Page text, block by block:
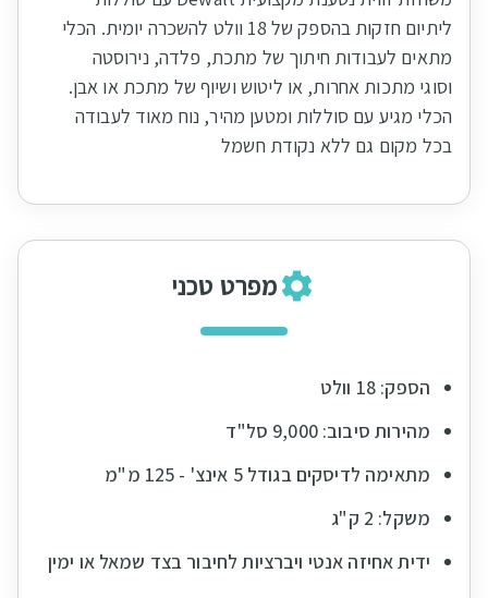
ליתיום חזקות בהספק של 18 וולט להשכרה יומית. הכלי
מתאים לעבודות חיתוך של מתכת, פלדה, נירוסטה
וסוגי מתכות אחרות, או ליטוש ושיוף של מתכת או אבן.
הכלי מגיע עם סוללות ומטען מהיר, נוח מאוד לעבודה
בכל מקום גם ללא נקודת חשמל
מפרט טכני
הספק: 18 וולט
מהירות סיבוב: 9,000 סל"ד
מתאימה לדיסקים בגודל 5 אינצ' - 125 מ"מ
משקל: 2 ק"ג
ידית אחיזה אנטי ויברציות לחיבור בצד שמאל או ימין